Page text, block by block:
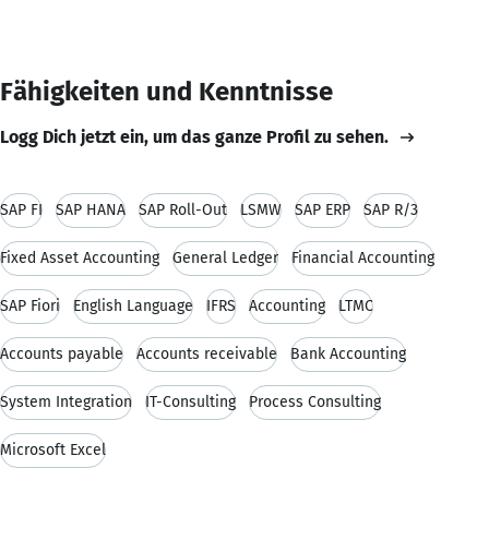
Fähigkeiten und Kenntnisse
Logg Dich jetzt ein, um das ganze Profil zu sehen.
SAP FI SAP HANA SAP Roll-Out LSMW SAP ERP SAP R/3
Fixed Asset Accounting General Ledger Financial Accounting
SAP Fiori English Language IFRS Accounting LTMC
Accounts payable Accounts receivable Bank Accounting
System Integration IT-Consulting Process Consulting
Microsoft Excel